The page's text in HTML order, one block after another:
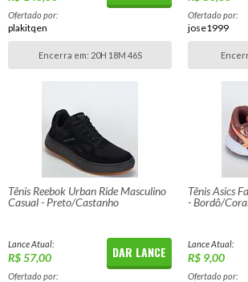
Ofertado por:
plakitqen
Encerra em: 20H 18M 46S
Ofertado por:
jose1999
Tênis Reebok Urban Ride Masculino
Casual - Preto/Castanho
Lance Atual:
R$ 57,00 DAR LANCE
Ofertado por:
Tênis Asics
- Bordô/
Lance Atual:
R$ 9,00
Ofertado por: